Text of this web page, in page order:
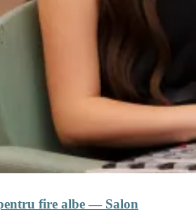
fire albe — Salon